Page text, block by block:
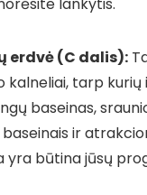
erdvė (C dalis):
kalneliai, tarp
baseinas,
ir
yra būtina jūsų